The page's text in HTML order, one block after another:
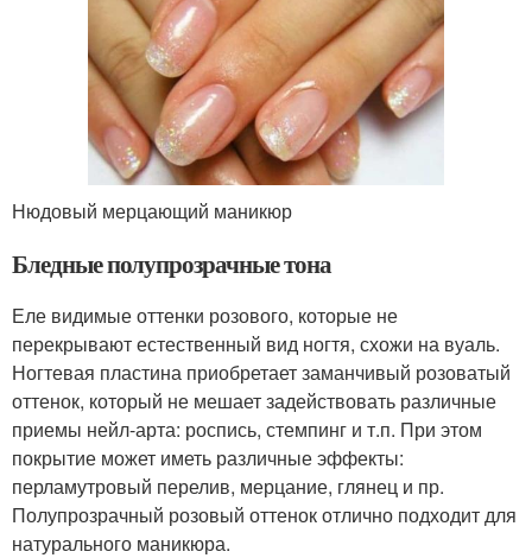
Нюдовый мерцающий маникюр
Бледные полупрозрачные тона
Еле видимые оттенки розового, которые не
перекрывают естественный вид ногтя, схожи на вуаль.
Ногтевая пластина приобретает заманчивый розоватый
оттенок, который не мешает задействовать различные
приемы нейл-арта: роспись, стемпинг и т.п. При этом
покрытие может иметь различные эффекты:
перламутровый перелив, мерцание, глянец и пр.
Полупрозрачный розовый оттенок отлично подходит для
натурального маникюра.